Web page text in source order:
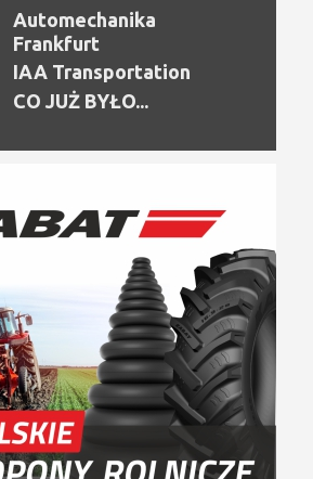
Automechanika
Frankfurt
IAA Transportation
CO JUŻ BYŁO...